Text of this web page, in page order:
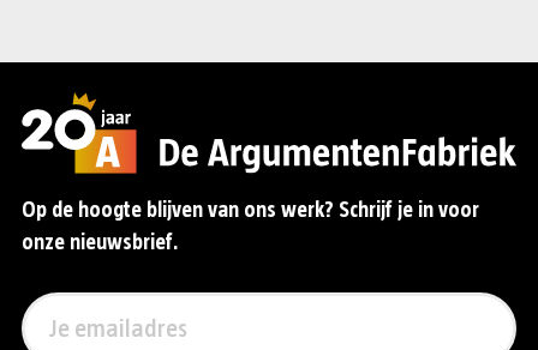
Op de hoogte blijven van ons werk? Schrijf je in voor
onze nieuwsbrief.